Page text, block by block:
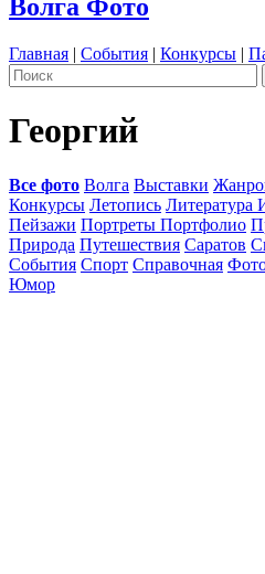
Волга Фото
Главная | События | Конкурсы |
Георгий
Все фото Волга Выставки
Конкурсы Летопись Литература
Пейзажи Портреты Портфолио
Природа Путешествия Саратов
События Спорт Справочная
Юмор